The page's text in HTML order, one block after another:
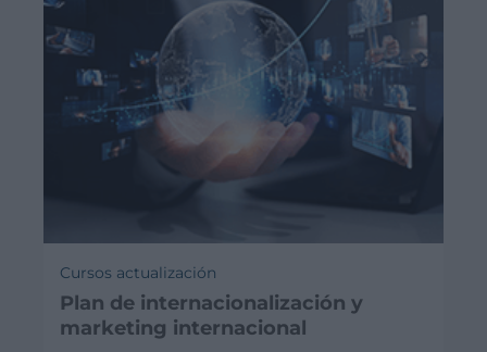
Cursos actualización
Plan de internacionalización y
marketing internacional